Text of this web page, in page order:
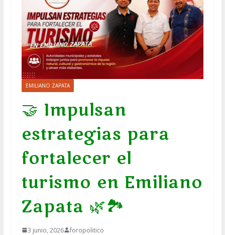
EMILIANO ZAPATA
🤝 Impulsan
estrategias para
fortalecer el
turismo en Emiliano
Zapata 🌿🏞️
3 junio, 2026 foropolitico